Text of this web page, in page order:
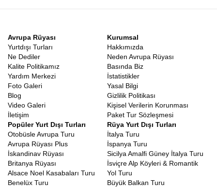
Avrupa Rüyası
Yurtdışı Turları
Ne Dediler
Kalite Politikamız
Yardım Merkezi
Foto Galeri
Blog
Video Galeri
İletişim
Kurumsal
Hakkımızda
Neden Avrupa Rüyası
Basında Biz
İstatistikler
Yasal Bilgi
Gizlilik Politikası
Kişisel Verilerin Korunması
Paket Tur Sözleşmesi
Popüler Yurt Dışı Turları
Otobüsle Avrupa Turu
Avrupa Rüyası Plus
İskandinav Rüyası
Britanya Rüyası
Alsace Noel Kasabaları Turu
Benelüx Turu
Rüya Yurt Dışı Turları
İtalya Turu
İspanya Turu
Sicilya Amalfi Güney İtalya Turu
İsviçre Alp Köyleri & Romantik
Yol Turu
Büyük Balkan Turu